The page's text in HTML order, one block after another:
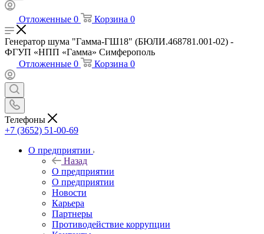
Отложенные 0 Корзина 0
Генератор шума "Гамма-ГШ18" (БЮЛИ.468781.001-02) -
ФГУП «НПП «Гамма» Симферополь
Отложенные 0 Корзина 0
Телефоны
+7 (3652) 51-00-69
О предприятии
Назад
О предприятии
О предприятии
Новости
Карьера
Партнеры
Противодействие коррупции